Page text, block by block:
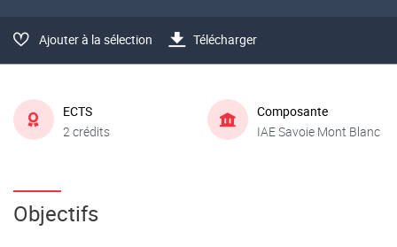
Ajouter à la sélection Télécharger
ECTS
2 crédits
Composante
IAE Savoie Mont Blanc
Objectifs